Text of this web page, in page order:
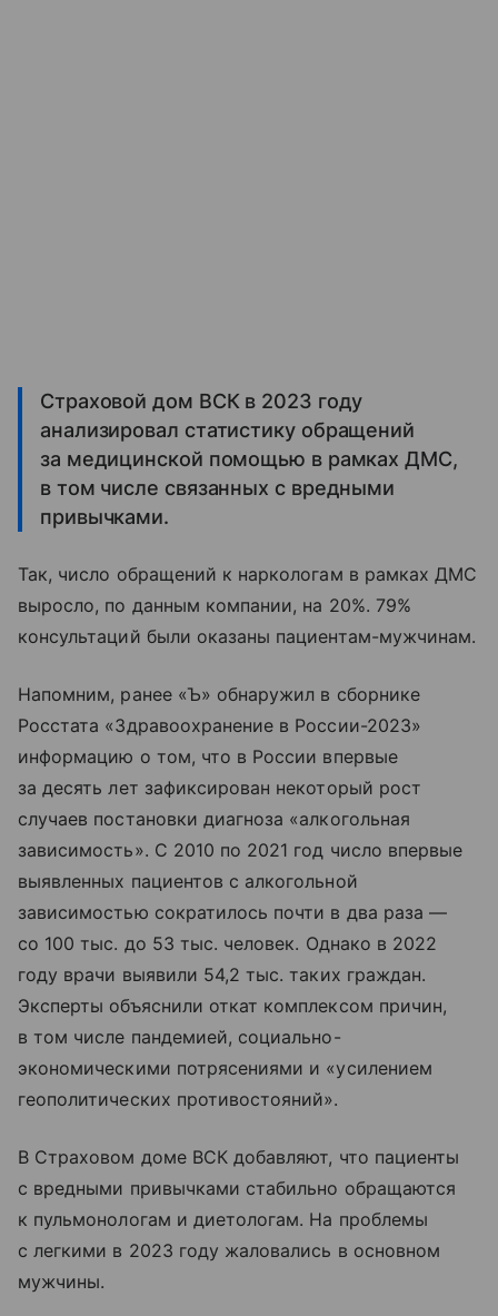
Страховой дом ВСК в 2023 году
анализировал статистику обращений
за медицинской помощью в рамках ДМС,
в том числе связанных с вредными
привычками.
Так, число обращений к наркологам в рамках ДМС
выросло, по данным компании, на 20%. 79%
консультаций были оказаны пациентам-мужчинам.
Напомним, ранее «Ъ» обнаружил в сборнике
Росстата «Здравоохранение в России-2023»
информацию о том, что в России впервые
за десять лет зафиксирован некоторый рост
случаев постановки диагноза «алкогольная
зависимость». С 2010 по 2021 год число впервые
выявленных пациентов с алкогольной
зависимостью сократилось почти в два раза —
со 100 тыс. до 53 тыс. человек. Однако в 2022
году врачи выявили 54,2 тыс. таких граждан.
Эксперты объяснили откат комплексом причин,
в том числе пандемией, социально-
экономическими потрясениями и «усилением
геополитических противостояний».
В Страховом доме ВСК добавляют, что пациенты
с вредными привычками стабильно обращаются
к пульмонологам и диетологам. На проблемы
с легкими в 2023 году жаловались в основном
мужчины.